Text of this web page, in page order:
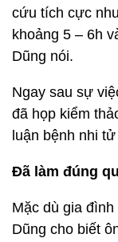
cứu tích cực
khoảng 5 – 6h
Dũng nói.
Ngay sau sự
đã họp kiểm
luận bệnh nhi
Đã làm đúng
Mặc dù gia
Dũng cho biết